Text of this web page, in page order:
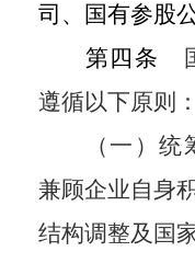
司、国有参股
第四条
遵循以下原则：
（一）
兼顾企业自身
结构调整及国